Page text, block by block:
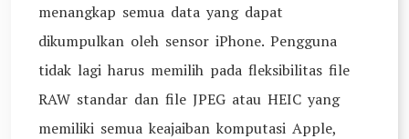
menangkap semua data yang dapat
dikumpulkan oleh sensor iPhone. Pengguna
tidak lagi harus memilih pada fleksibilitas file
RAW standar dan file JPEG atau HEIC yang
memiliki semua keajaiban komputasi Apple,